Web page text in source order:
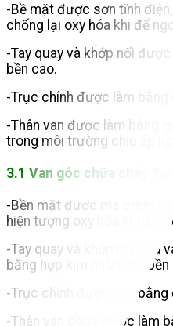
-Bề mặt được sơn tĩnh
chống lại oxy hóa khi để
-Tay quay và khớp nối
bền cao.
-Trục chính được làm bằng
-Thân van được làm bằng
trong môi trường chịu áp
3.1 Van góc chữa cháy
-Bền mặt được mạ crom
hiện tượng oxy hóa khi để
-Tay quay và khớp nối của
bằng hợp kim nhôm độ bền
-Trục chính được làm bằng
-Thân van đồng được làm